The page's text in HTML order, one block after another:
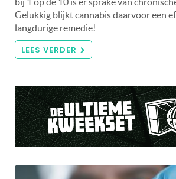
Gelukkig blijkt cannabis daarvoor een
langdurige remedie!
LEES VERDER